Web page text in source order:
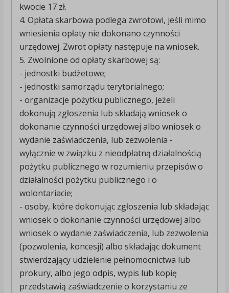
kwocie 17 zł.
4. Opłata skarbowa podlega zwrotowi, jeśli mimo
wniesienia opłaty nie dokonano czynności
urzędowej. Zwrot opłaty następuje na wniosek.
5. Zwolnione od opłaty skarbowej są:
- jednostki budżetowe;
- jednostki samorządu terytorialnego;
- organizacje pożytku publicznego, jeżeli
dokonują zgłoszenia lub składają wniosek o
dokonanie czynności urzędowej albo wniosek o
wydanie zaświadczenia, lub zezwolenia -
wyłącznie w związku z nieodpłatną działalnością
pożytku publicznego w rozumieniu przepisów o
działalności pożytku publicznego i o
wolontariacie;
- osoby, które dokonując zgłoszenia lub składając
wniosek o dokonanie czynności urzędowej albo
wniosek o wydanie zaświadczenia, lub zezwolenia
(pozwolenia, koncesji) albo składając dokument
stwierdzający udzielenie pełnomocnictwa lub
prokury, albo jego odpis, wypis lub kopię
przedstawią zaświadczenie o korzystaniu ze